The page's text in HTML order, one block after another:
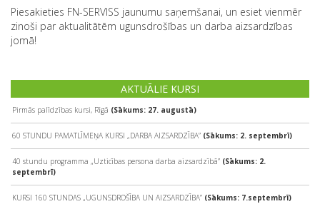
Piesakieties FN-SERVISS jaunumu saņemšanai, un esiet vienmēr
zinoši par aktualitātēm ugunsdrošības un darba aizsardzības
jomā!
AKTUĀLIE KURSI
Pirmās palīdzības kursi, Rīgā (Sākums: 27. augustā)
60 STUNDU PAMATLĪMEŅA KURSI „DARBA AIZSARDZĪBA” (Sākums: 2. septembrī)
40 stundu programma „Uzticības persona darba aizsardzībā” (Sākums: 2.
septembrī)
KURSI 160 STUNDAS „UGUNSDROŠĪBA UN AIZSARDZĪBA” (Sākums: 7.septembrī)